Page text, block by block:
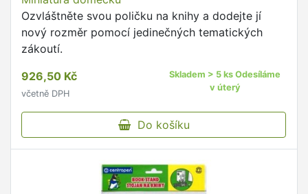
Ozvláštněte svou poličku na knihy a dodejte jí
nový rozměr pomocí jedinečných tematických
zákoutí.
926,50 Kč
včetně DPH
Skladem > 5 ks Odesíláme
v úterý
Do košíku